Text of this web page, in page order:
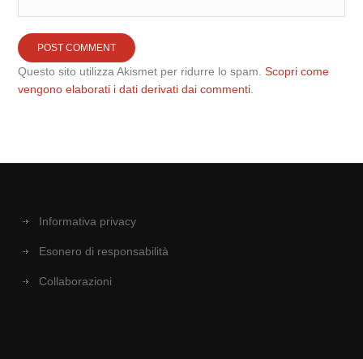
Questo sito utilizza Akismet per ridurre lo spam.Scopri come
vengono elaborati i dati derivati dai commenti
Informativa privacy
Esonero di responsabilità
Collaborazioni